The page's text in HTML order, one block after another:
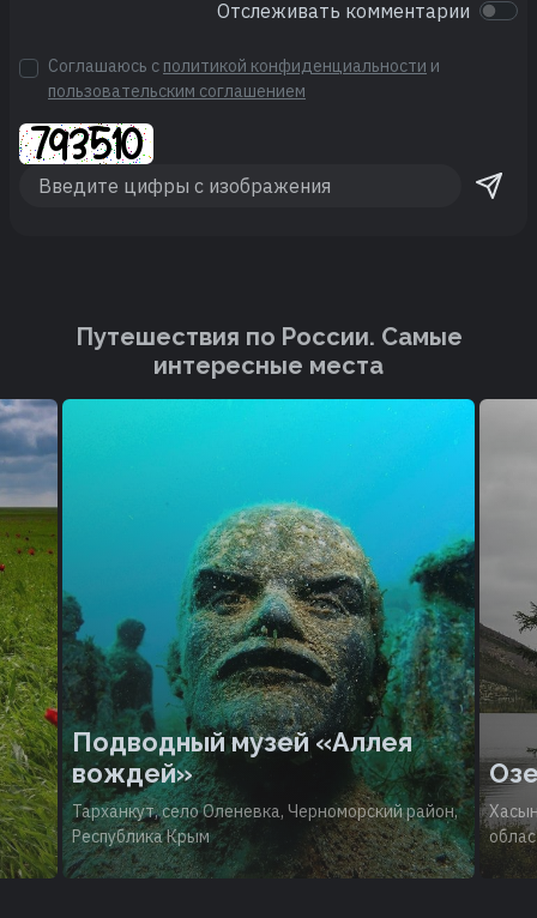
Отслеживать комментарии
Соглашаюсь с политикой конфиденциальности и
пользовательским соглашением
Путешествия по России. Cамые
интересные места
Подводный музей «Аллея
вождей»
Тарханкут, село Оленевка, Черноморский район,
Республика Крым